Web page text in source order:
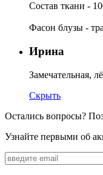
Состав ткани -
Фасон блузы -
Ирина
Замечательная,
Скрыть
Остались вопросы?
Узнайте первыми об